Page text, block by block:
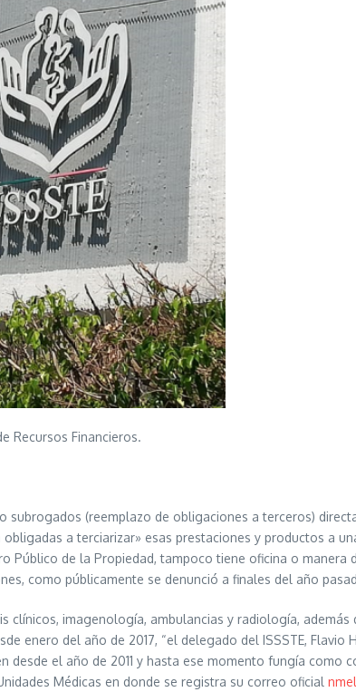
Recursos Financieros.
(reemplazo de obligaciones a terceros)
a terciarizar» esas prestaciones y productos a
Público de la Propiedad, tampoco tiene oficina o manera
como públicamente se denunció a finales del año
imagenología, ambulancias y radiología, además
enero del año de 2017, “el delegado del ISSSTE, Flavio
desde el año de 2011 y hasta ese momento fungía como
Médicas en donde se registra su correo oficial